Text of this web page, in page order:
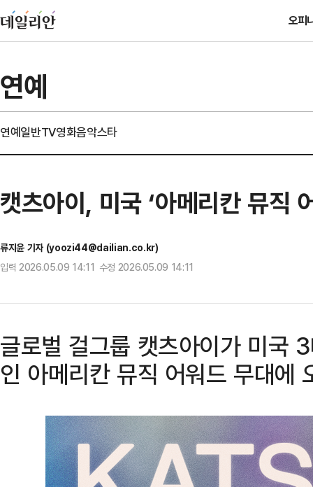
오피
연예
연예일반TV영화음악스타
캣츠아이, 미국 ‘아메리칸 뮤직
류지윤 기자 (yoozi44@dailian.co.kr)
입력 2026.05.09 14:11 수정 2026.05.09 14:11
글로벌 걸그룹 캣츠아이가 미국
인 아메리칸 뮤직 어워드 무대에